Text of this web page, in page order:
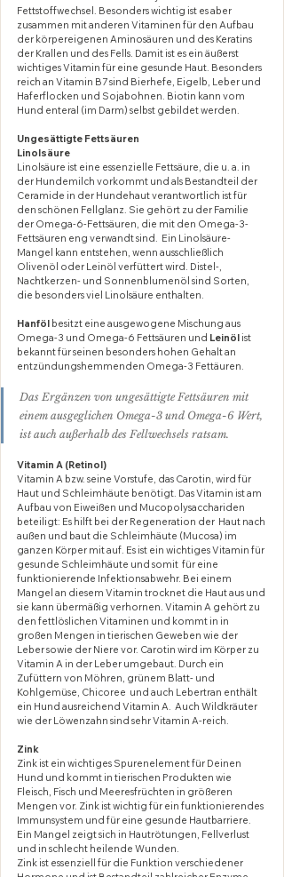
Fettstoffwechsel. Besonders wichtig ist es aber
zusammen mit anderen Vitaminen für den Aufbau
der körpereigenen Aminosäuren und des Keratins
der Krallen und des Fells. Damit ist es ein äußerst
wichtiges Vitamin für eine gesunde Haut. Besonders
reich an Vitamin B7 sind Bierhefe, Eigelb, Leber und
Haferflocken und Sojabohnen. Biotin kann vom
Hund enteral (im Darm) selbst gebildet werden.
Ungesättigte Fettsäuren
Linolsäure
Linolsäure ist eine essenzielle Fettsäure, die u. a. in
der Hundemilch vorkommt und als Bestandteil der
Ceramide in der Hundehaut verantwortlich ist für
den schönen Fellglanz. Sie gehört zu der Familie
der Omega-6-Fettsäuren, die mit den Omega-3-
Fettsäuren eng verwandt sind.  Ein Linolsäure-
Mangel kann entstehen, wenn ausschließlich
Olivenöl oder Leinöl verfüttert wird. Distel-,
Nachtkerzen- und Sonnenblumenöl sind Sorten,
die besonders viel Linolsäure enthalten.
Hanföl besitzt eine ausgewogene Mischung aus
Omega-3 und Omega-6 Fettsäuren und Leinöl ist
bekannt für seinen besonders hohen Gehalt an
entzündungshemmenden Omega-3 Fettäuren.
Das Ergänzen von ungesättigte Fettsäuren mit
einem ausgeglichen Omega-3 und Omega-6 Wert,
ist auch außerhalb des Fellwechsels ratsam.
Vitamin A (Retinol)
Vitamin A bzw. seine Vorstufe, das Carotin, wird für
Haut und Schleimhäute benötigt. Das Vitamin ist am
Aufbau von Eiweißen und Mucopolysacchariden
beteiligt: Es hilft bei der Regeneration der  Haut nach
außen und baut die Schleimhäute (Mucosa) im
ganzen Körper mit auf. Es ist ein wichtiges Vitamin für
gesunde Schleimhäute und somit  für eine
funktionierende Infektionsabwehr. Bei einem
Mangel an diesem Vitamin trocknet die Haut aus und
sie kann übermäßig verhornen. Vitamin A gehört zu
den fettlöslichen Vitaminen und kommt in in
großen Mengen in tierischen Geweben wie der
Leber sowie der Niere vor. Carotin wird im Körper zu
Vitamin A in der Leber umgebaut. Durch ein
Zufüttern von Möhren, grünem Blatt- und
Kohlgemüse, Chicoree  und auch Lebertran enthält
ein Hund ausreichend Vitamin A.  Auch Wildkräuter
wie der Löwenzahn sind sehr Vitamin A-reich.
Zink
Zink ist ein wichtiges Spurenelement für Deinen
Hund und kommt in tierischen Produkten wie
Fleisch, Fisch und Meeresfrüchten in größeren
Mengen vor. Zink ist wichtig für ein funktionierendes
Immunsystem und für eine gesunde Hautbarriere.
Ein Mangel zeigt sich in Hautrötungen, Fellverlust
und in schlecht heilende Wunden.
Zink ist essenziell für die Funktion verschiedener